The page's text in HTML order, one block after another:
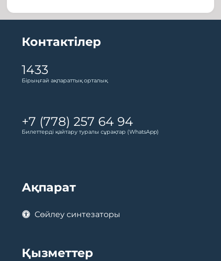
Контактілер
1433
Бірыңғай ақпараттық орталық
+7 (778) 257 64 94
Билеттерді қайтару туралы сұрақтар (WhatsApp)
Ақпарат
Сөйлеу синтезаторы
Қызметтер